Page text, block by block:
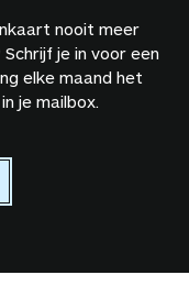
nooit meer
je in voor een
elke maand het
je mailbox.